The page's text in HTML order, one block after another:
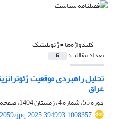
کلیدواژه‌ها =ژئوپلیتیک
تعداد مقالات: 6
تحلیل راهبردی موقعیت
عراق
دوره 55، شماره 4، زمستان 1404، صفحه
jpq.2025.394993.1008357